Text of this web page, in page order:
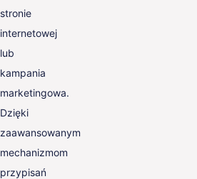
stronie
internetowej
lub
kampania
marketingowa.
Dzięki
zaawansowanym
mechanizmom
przypisań